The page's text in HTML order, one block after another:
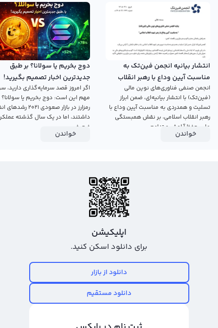
انتشار بیانیه انجمن فین‌تک به
مناسبت آیین وداع با رهبر انقلاب
اسلامی
انجمن صنفی فناوری‌های نوین مالی
(فین‌تک) با انتشار بیانیه‌ای، ضمن ابراز
تسلیت و همدردی به مناسبت آیین وداع با
رهبر انقلاب اسلامی، بر نقش همبستگی
ملی، حفظ آرامش و تداوم...
خواندن
دوج بخریم یا سولانا؟ بر طبق
جدیدترین اخبار تصمیم بگیرید!
اگر امروز قصد سرمایه‌گذاری دارید،
مهم این است: دوج بخریم یا
رمزارز در بازار صعودی ۲۰۲۱
داشتند، اما در یک سال گذشته
ضعیفی...
خواندن
اپلیکیشن
برای دانلود اسکن کنید.
دانلود از بازار
دانلود مستقیم